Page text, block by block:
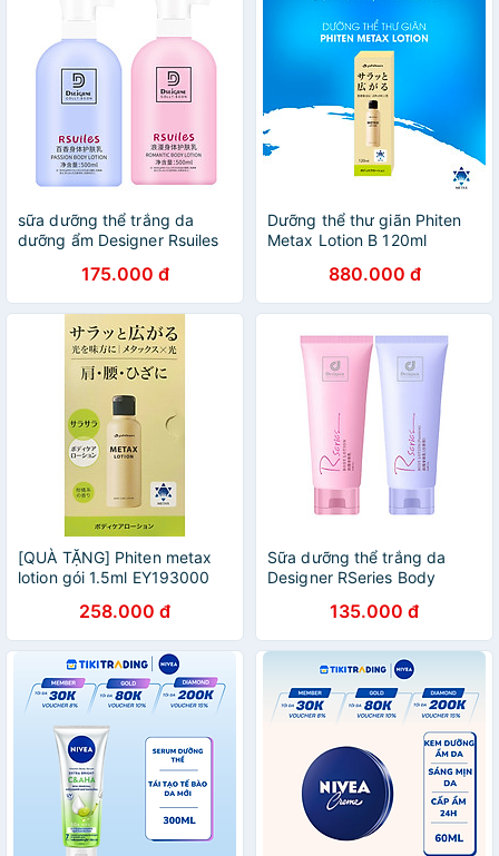
sữa dưỡng thể trắng da
dưỡng ẩm Designer Rsuiles
175.000 đ
Dưỡng thể thư giãn Phiten
Metax Lotion B 120ml
880.000 đ
[QUÀ TẶNG] Phiten metax
lotion gói 1.5ml EY193000
258.000 đ
Sữa dưỡng thể trắng da
Designer RSeries Body
135.000 đ